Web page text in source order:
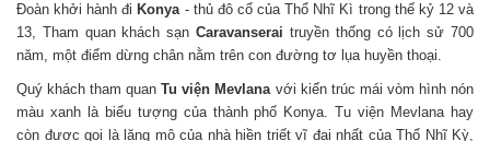
Đoàn khởi hành đi Konya- thủ đô cổ của Thổ Nhĩ Kì trong thế kỷ 12 và
13, Tham quan khách sạnCaravanserai truyền thống có lịch sử 700
năm, một điểm dừng chân nằm trên con đường tơ lụa huyền thoại.
Quý khách tham quanTu viện Mevlanavới kiến trúc mái vòm hình nón
màu xanh là biểu tượng của thành phố Konya. Tu viện Mevlana hay
còn được gọi là lăng mộ của nhà hiền triết vĩ đại nhất của Thổ Nhĩ Kỳ,